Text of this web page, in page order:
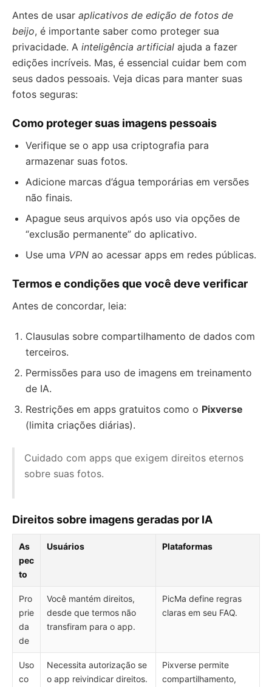
Antes de usar aplicativos de edição de fotos de
beijo, é importante saber como proteger sua
privacidade. A inteligência artificial ajuda a fazer
edições incríveis. Mas, é essencial cuidar bem com
seus dados pessoais. Veja dicas para manter suas
fotos seguras:
Como proteger suas imagens pessoais
Verifique se o app usa criptografia para
armazenar suas fotos.
Adicione marcas d’água temporárias em versões
não finais.
Apague seus arquivos após uso via opções de
“exclusão permanente” do aplicativo.
Use uma VPN ao acessar apps em redes públicas.
Termos e condições que você deve verificar
Antes de concordar, leia:
Clausulas sobre compartilhamento de dados com
terceiros.
Permissões para uso de imagens em treinamento
de IA.
Restrições em apps gratuitos como o Pixverse
(limita criações diárias).
Cuidado com apps que exigem direitos eternos
sobre suas fotos.
Direitos sobre imagens geradas por IA
As
pec
to
Usuários Plataformas
Pro
prie
da
de
Você mantém direitos,
desde que termos não
transfiram para o app.
PicMa define regras
claras em seu FAQ.
Uso
co
Necessita autorização se
o app reivindicar direitos.
Pixverse permite
compartilhamento,